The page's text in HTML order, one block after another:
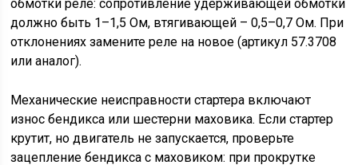
обмотки реле: сопротивление удерживающей обмотки
должно быть 1–1,5 Ом, втягивающей – 0,5–0,7 Ом. При
отклонениях замените реле на новое (артикул 57.3708
или аналог).
Механические неисправности стартера включают
износ бендикса или шестерни маховика. Если стартер
крутит, но двигатель не запускается, проверьте
зацепление бендикса с маховиком: при прокрутке